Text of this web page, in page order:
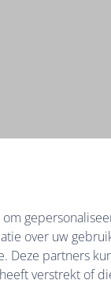
over uw
Deze partners
verstrekt of